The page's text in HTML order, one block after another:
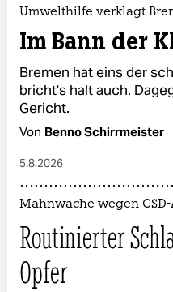
fragen & hilfe
unterstützen
abo
genossenschaft
epaper login
Umwelthilfe verklagt
Im Bann der
Bremen hat eins der
bricht's halt auch.
Gericht.
Von Benno Schirrmeister
5.8.2026
Mahnwache wegen
Routinierter
Opfer